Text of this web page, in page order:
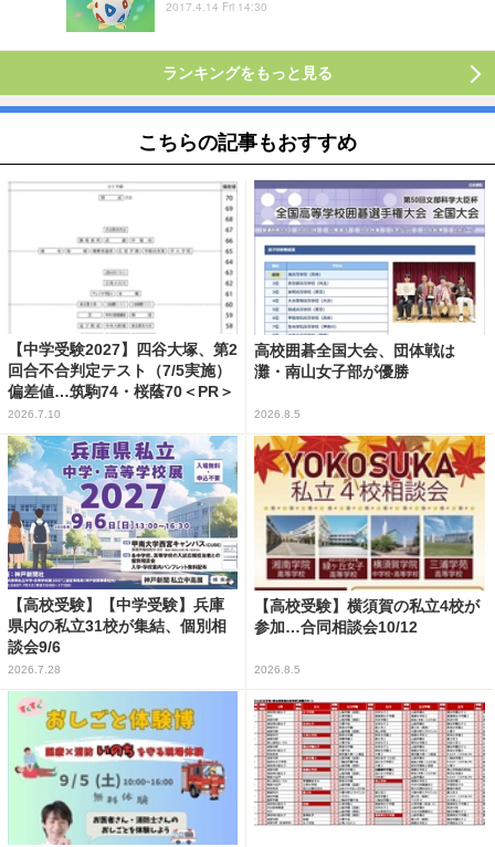
2017.4.14 Fri 14:30
ランキングをもっと見る
こちらの記事もおすすめ
【中学受験2027】四谷大塚、第2
回合不合判定テスト（7/5実施）
偏差値…筑駒74・桜蔭70＜PR＞
2026.7.10
高校囲碁全国大会、団体戦は
灘・南山女子部が優勝
2026.8.5
【高校受験】【中学受験】兵庫
県内の私立31校が集結、個別相
談会9/6
2026.7.28
【高校受験】横須賀の私立4校が
参加…合同相談会10/12
2026.8.5